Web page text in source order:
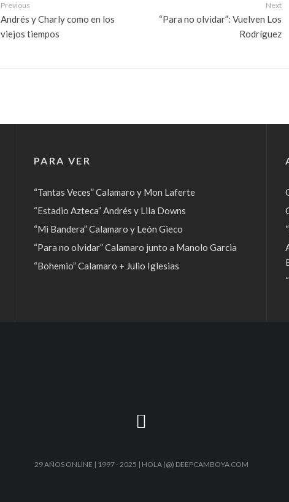
Previous
Andrés y Charly como en los
viejos tiempos
Next
“Para no olvidar”: Vuelven Los
Rodríguez
PARA VER
“Tantas Veces” Calamaro y Mon Laferte
“Estadio Azteca” Andrés y Lila Downs
“Mi Bandera” Calamaro y León Gieco
“Para no olvidar” Calamaro junto a Manolo Garcia
“Bohemio” Calamaro + Julio Iglesias
29 AÑOS ONLINE | 1997 - 2025 | HOLA (@) DEEPCAMBOYA COM